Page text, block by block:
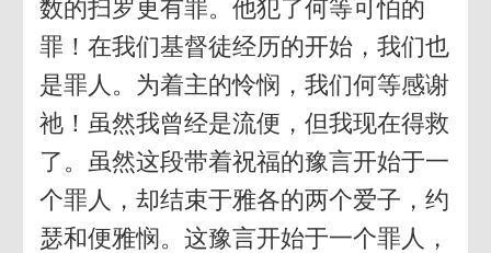
数的扫罗更有罪。他犯了何等可怕的
罪！在我们基督徒经历的开始，我们也
是罪人。为着主的怜悯，我们何等感谢
祂！虽然我曾经是流便，但我现在得救
了。虽然这段带着祝福的豫言开始于一
个罪人，却结束于雅各的两个爱子，约
瑟和便雅悯。这豫言开始于一个罪人，